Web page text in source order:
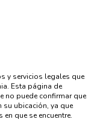
y servicios legales que
Esta página de
no puede confirmar que
ubicación, ya que
que se encuentre.